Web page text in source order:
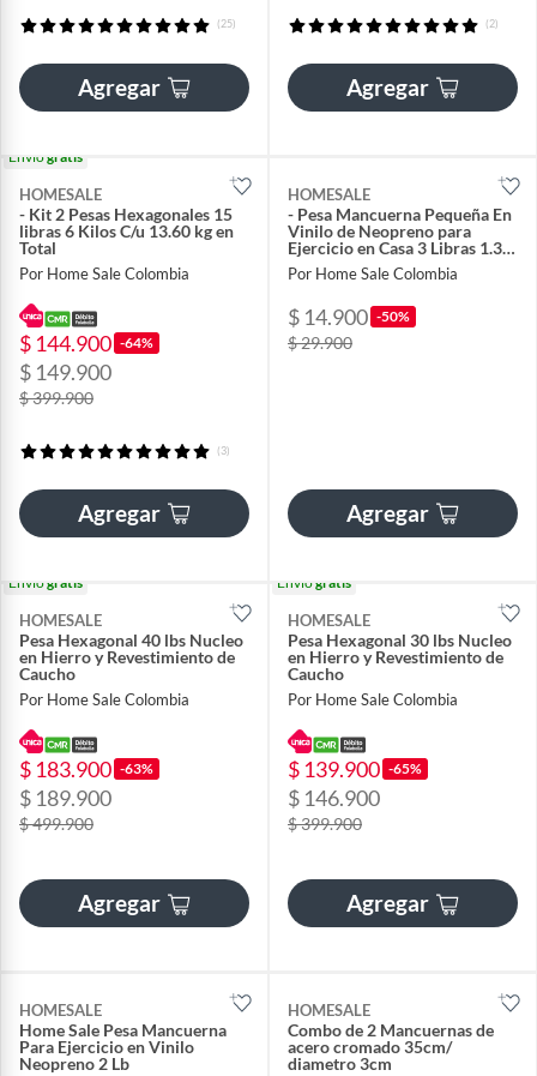
(25)
Agregar
(2)
Agregar
Envíogratis
HOMESALE
- Kit 2 Pesas Hexagonales 15
libras 6 Kilos C/u 13.60 kg en
Total
Por Home Sale Colombia
$ 144.900 -64%
$ 149.900
$ 399.900
(3)
Agregar
HOMESALE
- Pesa Mancuerna Pequeña En
Vinilo de Neopreno para
Ejercicio en Casa 3 Libras 1.3
Kilo
Por Home Sale Colombia
$ 14.900 -50%
$ 29.900
Agregar
Envíogratis
HOMESALE
Pesa Hexagonal 40 lbs Nucleo
en Hierro y Revestimiento de
Caucho
Por Home Sale Colombia
$ 183.900 -63%
$ 189.900
$ 499.900
Agregar
Envíogratis
HOMESALE
Pesa Hexagonal 30 lbs Nucleo
en Hierro y Revestimiento de
Caucho
Por Home Sale Colombia
$ 139.900 -65%
$ 146.900
$ 399.900
Agregar
HOMESALE
Home Sale Pesa Mancuerna
Para Ejercicio en Vinilo
Neopreno 2 Lb
HOMESALE
Combo de 2 Mancuernas de
acero cromado 35cm/
diametro 3cm